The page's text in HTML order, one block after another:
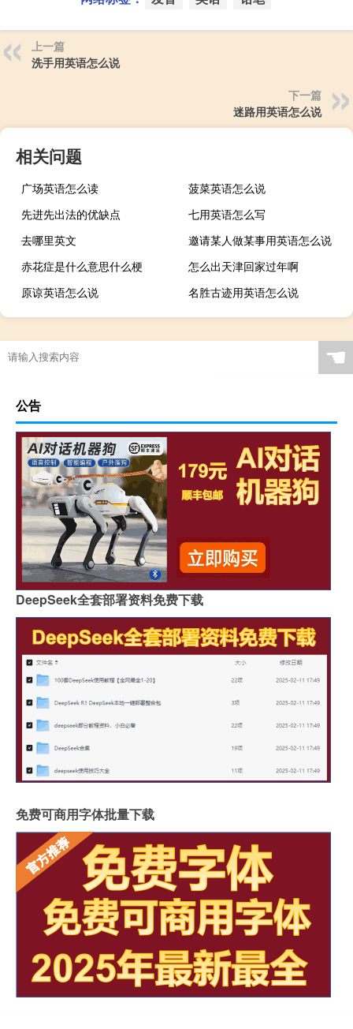
上一篇
洗手用英语怎么说
下一篇
迷路用英语怎么说
相关问题
广场英语怎么读
菠菜英语怎么说
先进先出法的优缺点
七用英语怎么写
去哪里英文
邀请某人做某事用英语怎么说
赤花症是什么意思什么梗
怎么出天津回家过年啊
原谅英语怎么说
名胜古迹用英语怎么说
☚
公告
DeepSeek全套部署资料免费下载
免费可商用字体批量下载